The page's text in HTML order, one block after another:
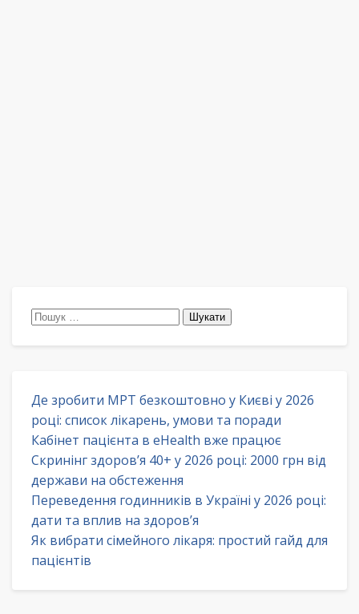
Пошук:
Де зробити МРТ безкоштовно у Києві у 2026
році: список лікарень, умови та поради
Кабінет пацієнта в eHealth вже працює
Скринінг здоров’я 40+ у 2026 році: 2000 грн від
держави на обстеження
Переведення годинників в Україні у 2026 році:
дати та вплив на здоров’я
Як вибрати сімейного лікаря: простий гайд для
пацієнтів